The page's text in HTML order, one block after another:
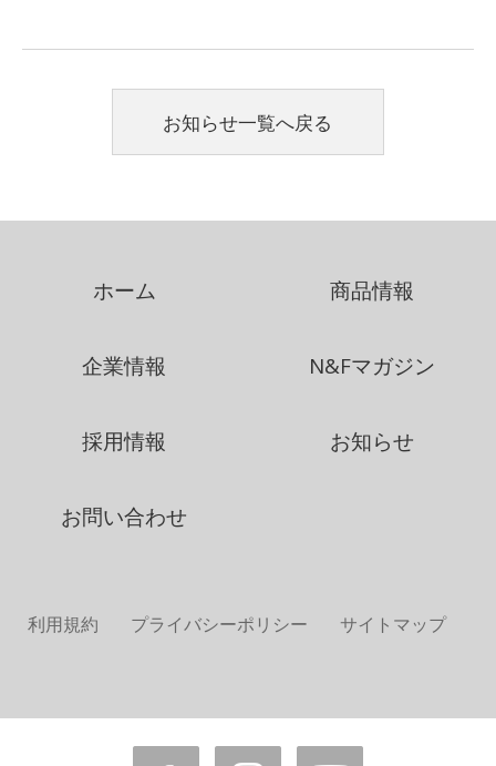
お知らせ一覧へ戻る
ホーム 商品情報
企業情報 N&Fマガジン
採用情報 お知らせ
お問い合わせ
利用規約 プライバシーポリシー サイトマップ